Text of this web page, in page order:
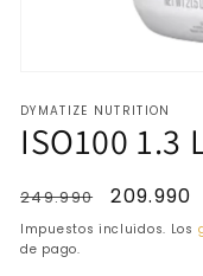
multimedia
1
en
modal
DYMATIZE NUTRITION
ISO100 1.3
Precio
habitual
249.990
Precio
de
209.990
Impuestos incluidos. Los
de pago.